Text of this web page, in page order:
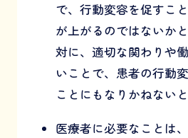
で、行動変容を促すこ
が上がるのではないか
対に、適切な関わりや
いことで、患者の行動
ことにもなりかねない
医療者に必要なことは